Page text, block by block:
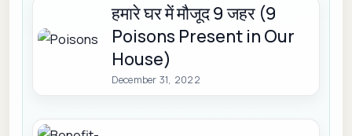
हमारे घर में मौजूद 9 जहर (9
Poisons Present in Our
House)
December 31, 2022